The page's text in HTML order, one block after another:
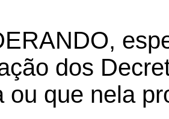
dos
ou que nela